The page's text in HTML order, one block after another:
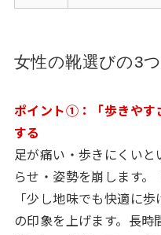
女性の靴選びの3
ポイント①：「歩きやす
する
足が痛い・歩きにくい
らせ・姿勢を崩します
「少し地味でも快適に
の印象を上げます。長